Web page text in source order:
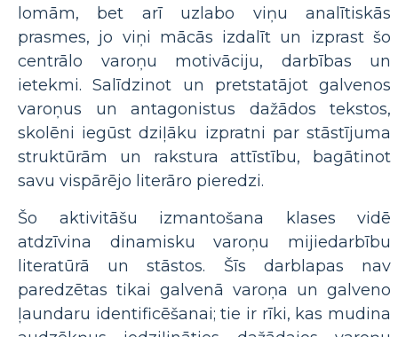
lomām, bet arī uzlabo viņu analītiskās
prasmes, jo viņi mācās izdalīt un izprast šo
centrālo varoņu motivāciju, darbības un
ietekmi. Salīdzinot un pretstatājot galvenos
varoņus un antagonistus dažādos tekstos,
skolēni iegūst dziļāku izpratni par stāstījuma
struktūrām un rakstura attīstību, bagātinot
savu vispārējo literāro pieredzi.
Šo aktivitāšu izmantošana klases vidē
atdzīvina dinamisku varoņu mijiedarbību
literatūrā un stāstos. Šīs darblapas nav
paredzētas tikai galvenā varoņa un galveno
ļaundaru identificēšanai; tie ir rīki, kas mudina